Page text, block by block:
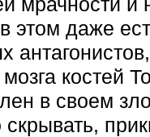
этом даже
костей
в своем